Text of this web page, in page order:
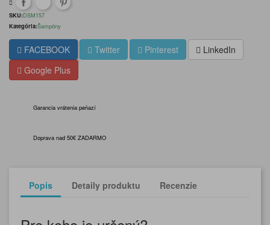
SKU:DSM157
Kategória:Šampóny
FACEBOOK Twitter Pinterest
LinkedIn
Google Plus
Garancia vrátenia peňazí
Doprava nad 50€ ZADARMO
Popis Detaily produktu Recenzie